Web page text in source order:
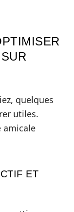
quelques
utiles.
amicale
ET